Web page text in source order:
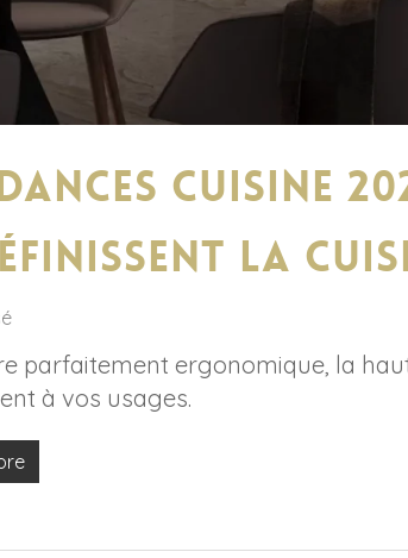
cuisine
la
parfaitement ergonomique, la
à vos usages.